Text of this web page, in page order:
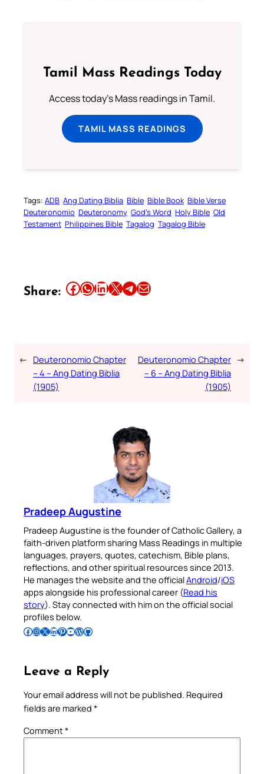
Tamil Mass Readings Today
Access today's Mass readings in Tamil.
TAMIL MASS READINGS
Tags: ADB Ang Dating Biblia Bible Bible Book Bible Verse
Deuteronomio Deuteronomy God’s Word Holy Bible Old
Testament Philippines Bible Tagalog Tagalog Bible
Share: Share this article on Facebook Share this article on WhatsApp Share this article on LinkedIn Share this article on X Share this article on TelegramEmail this Article
← Deuteronomio Chapter
– 4 – Ang Dating Biblia
(1905)
Deuteronomio Chapter
– 6 – Ang Dating Biblia
(1905)
→
Pradeep Augustine
Pradeep Augustine is the founder of Catholic Gallery, a
faith-driven platform sharing Mass Readings in multiple
languages, prayers, quotes, catechism, Bible plans,
reflections, and other spiritual resources since 2013.
He manages the website and the officialAndroid/iOS
apps alongside his professional career (Read his
story). Stay connected with him on the official social
profiles below.
Follow Pradeep on Facebook Follow Pradeep on InstagramFollow Pradeep on X Follow Pradeep on LinkedIn Follow Pradeep on Pinterest Subscribe to Pradeep’s Youtube Channel Follow Pradeep on WordPress Follow Pradeep on GitHub
Leave a Reply
Your email address will not be published. Required
fields are marked *
Comment*